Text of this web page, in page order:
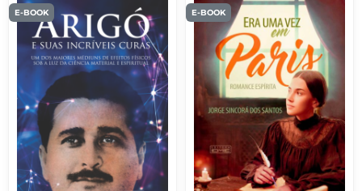
E-BOOK E-BOOK